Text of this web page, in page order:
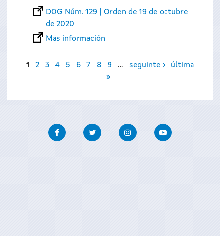
DOG Núm. 129 | Orden de 19 de octubre
de 2020
Más información
Páginas
1 2 3 4 5 6 7 8 9 … seguinte ›
última
»
FacebookTwitter InstagramYoutube